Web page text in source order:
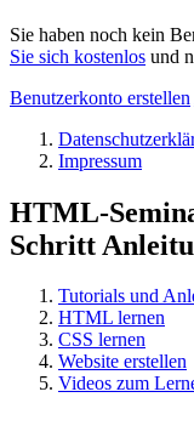
Sie haben noch kein
Sie sich kostenlos und
Benutzerkonto erstellen
Impressum
HTML-
Schritt
Tutorials und
HTML lernen
CSS lernen
Website erstellen
Videos zum